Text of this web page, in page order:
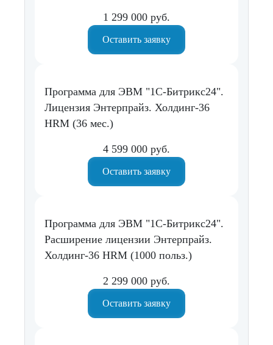
1 299 000 руб.
Оставить заявку
Программа для ЭВМ "1С-Битрикс24".
Лицензия Энтерпрайз. Холдинг-36
HRM (36 мес.)
4 599 000 руб.
Оставить заявку
Программа для ЭВМ "1С-Битрикс24".
Расширение лицензии Энтерпрайз.
Холдинг-36 HRM (1000 польз.)
2 299 000 руб.
Оставить заявку